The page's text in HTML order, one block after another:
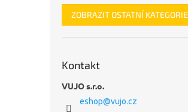
ZOBRAZIT OSTATNÍ KATEGORIE
Kontakt
VUJO s.r.o.
eshop@vujo.cz